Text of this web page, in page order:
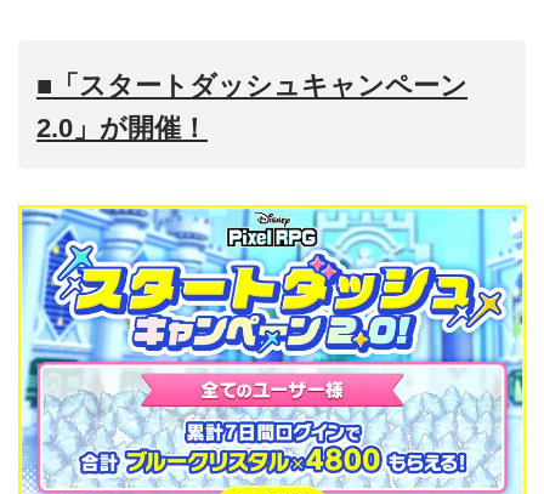
■「スタートダッシュキャンペーン
2.0」が開催！